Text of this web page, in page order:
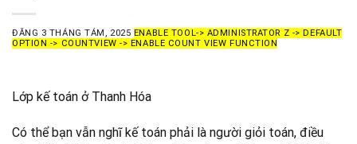
ĐĂNG 3 THÁNG TÁM, 2025 ENABLE TOOL-> ADMINISTRATOR Z -> DEFAULT
OPTION -> COUNTVIEW -> ENABLE COUNT VIEW FUNCTION
Lớp kế toán ở Thanh Hóa
Có thể bạn vẫn nghĩ kế toán phải là người giỏi toán, điều